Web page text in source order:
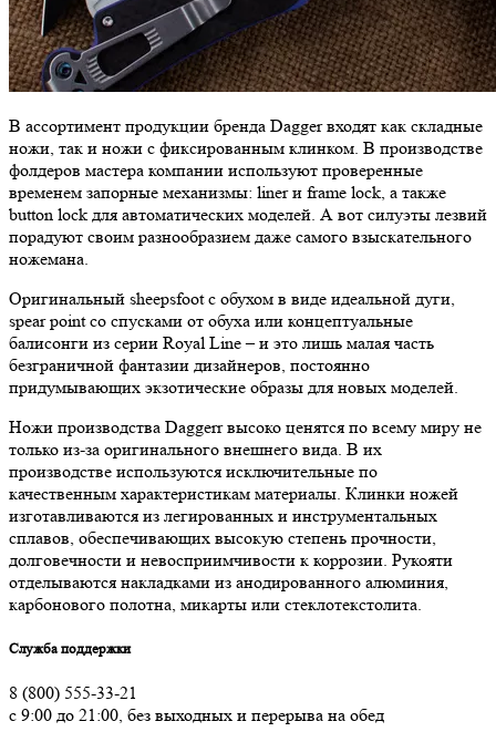
В ассортимент продукции бренда Dagger входят как складные
ножи, так и ножи с фиксированным клинком. В производстве
фолдеров мастера компании используют проверенные
временем запорные механизмы: liner и frame lock, а также
button lock для автоматических моделей. А вот силуэты лезвий
порадуют своим разнообразием даже самого взыскательного
ножемана.
Оригинальный sheepsfoot с обухом в виде идеальной дуги,
spear point со спусками от обуха или концептуальные
балисонги из серии Royal Line – и это лишь малая часть
безграничной фантазии дизайнеров, постоянно
придумывающих экзотические образы для новых моделей.
Ножи производства Daggerr высоко ценятся по всему миру не
только из-за оригинального внешнего вида. В их
производстве используются исключительные по
качественным характеристикам материалы. Клинки ножей
изготавливаются из легированных и инструментальных
сплавов, обеспечивающих высокую степень прочности,
долговечности и невосприимчивости к коррозии. Рукояти
отделываются накладками из анодированного алюминия,
карбонового полотна, микарты или стеклотекстолита.
Служба поддержки
8 (800) 555-33-21
с 9:00 до 21:00, без выходных и перерыва на обед